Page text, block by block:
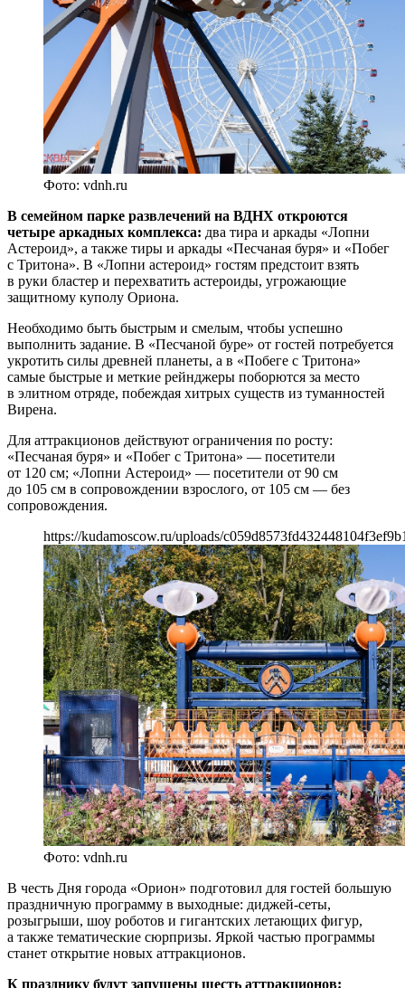
Фото: vdnh.ru
В семейном парке развлечений на ВДНХ откроются
четыре аркадных комплекса: два тира и аркады «Лопни
Астероид», а также тиры и аркады «Песчаная буря» и «Побег
с Тритона». В «Лопни астероид» гостям предстоит взять
в руки бластер и перехватить астероиды, угрожающие
защитному куполу Ориона.
Необходимо быть быстрым и смелым, чтобы успешно
выполнить задание. В «Песчаной буре» от гостей потребуется
укротить силы древней планеты, а в «Побеге с Тритона»
самые быстрые и меткие рейнджеры поборются за место
в элитном отряде, побеждая хитрых существ из туманностей
Вирена.
Для аттракционов действуют ограничения по росту:
«Песчаная буря» и «Побег с Тритона» — посетители
от 120 см; «Лопни Астероид» — посетители от 90 см
до 105 см в сопровождении взрослого, от 105 см — без
сопровождения.
https://kudamoscow.ru/uploads/
Фото: vdnh.ru
В честь Дня города «Орион» подготовил для гостей большую
праздничную программу в выходные: диджей-сеты,
розыгрыши, шоу роботов и гигантских летающих фигур,
а также тематические сюрпризы. Яркой частью программы
станет открытие новых аттракционов.
К празднику будут запущены шесть аттракционов: